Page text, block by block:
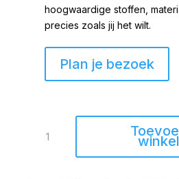
hoogwaardige stoffen,
precies zoals jij het wilt.
Plan je bezoek
kast